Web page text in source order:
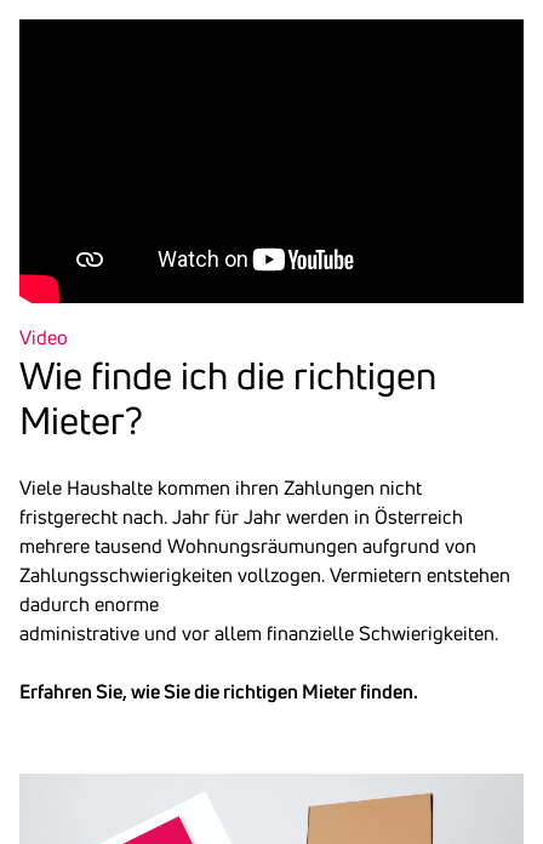
Video
Wie finde ich die rich­tigen
Mieter?
Viele Haushalte kommen ihren Zahlungen nicht
fristgerecht nach. Jahr für Jahr werden in Österreich
mehrere tausend Wohnungsräumungen aufgrund von
Zahlungsschwierigkeiten vollzogen. Vermietern entstehen
dadurch enorme
administrative und vor allem finanzielle Schwierigkeiten.
Erfahren Sie, wie Sie die richtigen Mieter finden.